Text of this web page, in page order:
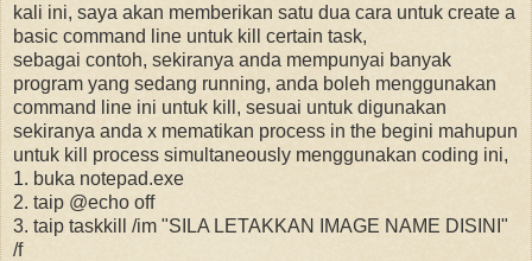
kali ini, saya akan memberikan satu dua cara untuk create a
basic command line untuk kill certain task,
sebagai contoh, sekiranya anda mempunyai banyak
program yang sedang running, anda boleh menggunakan
command line ini untuk kill, sesuai untuk digunakan
sekiranya anda x mematikan process in the begini mahupun
untuk kill process simultaneously menggunakan coding ini,
1. buka notepad.exe
2. taip @echo off
3. taip taskkill /im "SILA LETAKKAN IMAGE NAME DISINI"
/f